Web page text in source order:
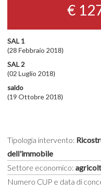
€
SAL 1
(28 Febbraio 2018)
SAL 2
(02 Luglio 2018)
saldo
(19 Ottobre 2018)
Tipologia intervento:
dell'immobile
Settore economico:
Numero CUP e data di